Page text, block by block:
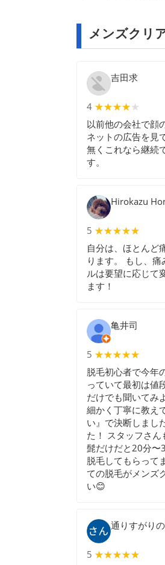
メンズクリ
吉田求
4 ★★★★★
★★★★
以前他の会社で顔
ネットの広告を見
無くこれなら継続
す。
Hirokazu
5 ★★★★★
★★★★★
自分は、ほとんど
ります。 もし、
ルは要望に応じて
ます！
亀井司
5 ★★★★★
★★★★★
脱毛初心者で今年
っていて最初は値
だけでも聞いてみ
細かく丁寧に教え
い』で決断しまし
た！ スタッフさ
髭だけだと20分〜
脱毛してもらって
ての脱毛がメンズ
い😊
通りすがり
5 ★★★★★
★★★★★